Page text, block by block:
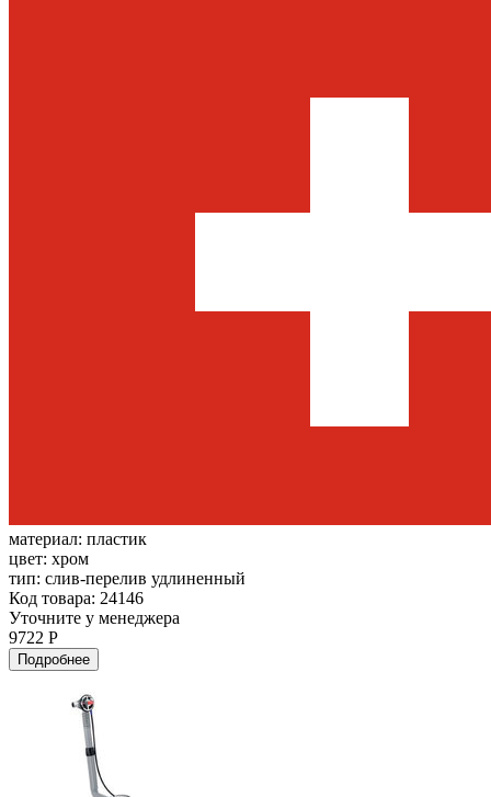
материал: пластик
цвет: хром
тип: слив-перелив удлиненный
Код товара: 24146
Уточните у менеджера
9722 Р
Подробнее